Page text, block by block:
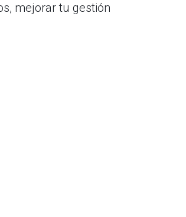
mejorar tu gestión